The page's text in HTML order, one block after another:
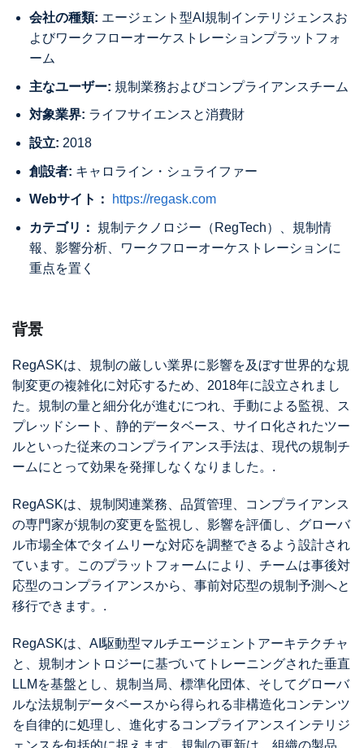
会社の種類: エージェント型AI規制インテリジェンスお
よびワークフローオーケストレーションプラットフォ
ーム
主なユーザー: 規制業務およびコンプライアンスチーム
対象業界: ライフサイエンスと消費財
設立: 2018
創設者: キャロライン・シュライファー
Webサイト： https://regask.com
カテゴリ：
規制テクノロジー（RegTech）、規制情
報、影響分析、ワークフローオーケストレーションに
重点を置く
背景
RegASKは、規制の厳しい業界に影響を及ぼす世界的な規
制変更の複雑化に対応するため、2018年に設立されまし
た。規制の量と細分化が進むにつれ、手動による監視、ス
プレッドシート、静的データベース、サイロ化されたツー
ルといった従来のコンプライアンス手法は、現代の規制チ
ームにとって効果を発揮しなくなりました。.
RegASKは、規制関連業務、品質管理、コンプライアンス
の専門家が規制の変更を監視し、影響を評価し、グローバ
ル市場全体でタイムリーな対応を調整できるよう設計され
ています。このプラットフォームにより、チームは事後対
応型のコンプライアンスから、事前対応型の規制予測へと
移行できます。.
RegASKは、AI駆動型マルチエージェントアーキテクチャ
と、規制オントロジーに基づいてトレーニングされた垂直
LLMを基盤とし、規制当局、標準化団体、そしてグローバ
ルな法規制データベースから得られる非構造化コンテンツ
を自律的に処理し、進化するコンプライアンスインテリジ
ェンスを包括的に捉えます。規制の更新は、組織の製品、